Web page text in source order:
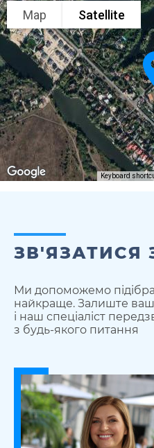
Map Satellite
Keyboard
ЗВ'ЯЗАТИСЯ
Ми допоможемо
найкраще. Залиште
і наш спеціаліст
з будь-якого питання